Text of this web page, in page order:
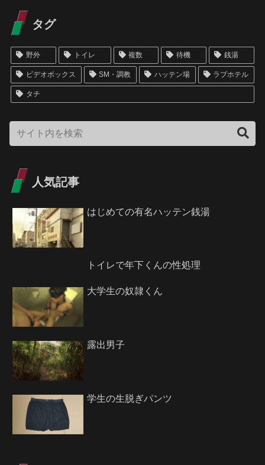
タグ
野外 トイレ 複数 待機 銭湯
ビデオボックス SM・調教 ハッテン場 ラブホテル
タチ
人気記事
はじめての有名ハッテン銭湯
トイレで年下くんの性処理
大学生の奴隷くん
露出男子
学生の生脱ぎパンツ